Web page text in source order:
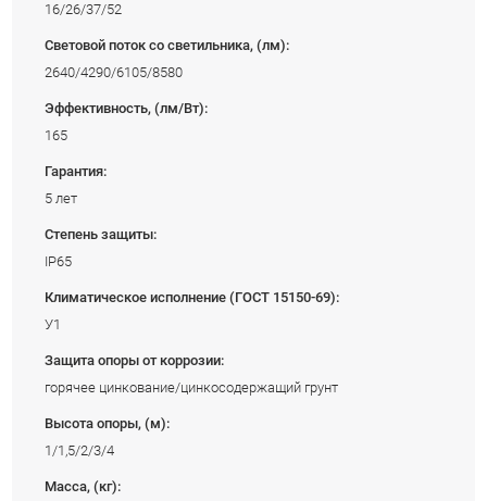
16/26/37/52
Световой поток со светильника, (лм):
2640/4290/6105/8580
Эффективность, (лм/Вт):
165
Гарантия:
5 лет
Степень защиты:
IP65
Климатическое исполнение (ГОСТ 15150-69):
У1
Защита опоры от коррозии:
горячее цинкование/цинкосодержащий грунт
Высота опоры, (м):
1/1,5/2/3/4
Масса, (кг):